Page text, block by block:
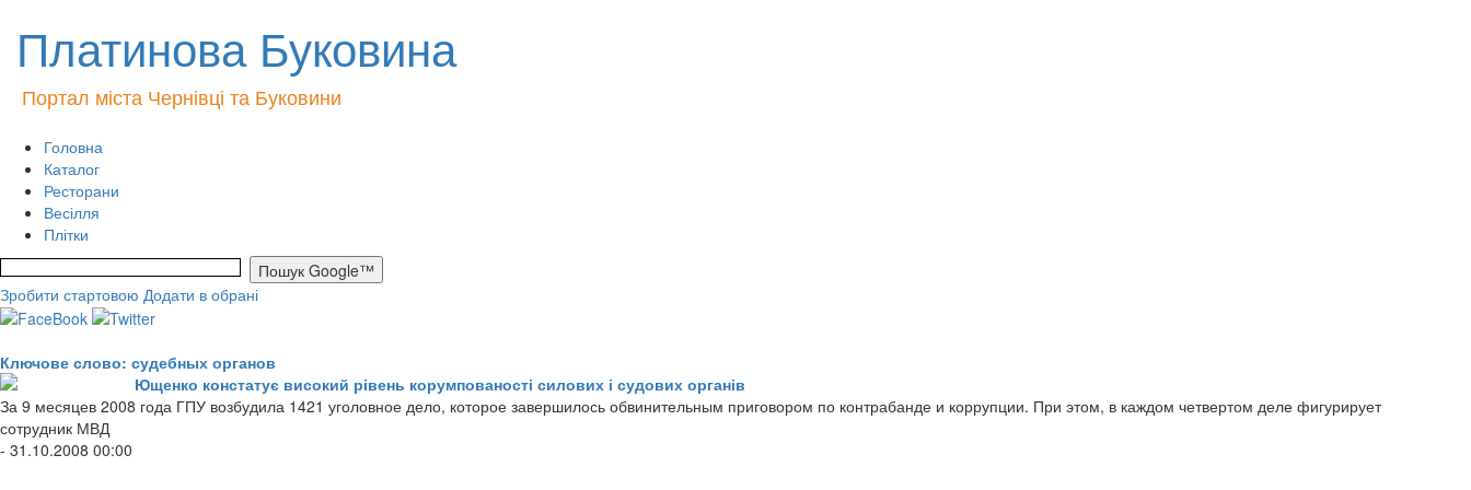
Платинова Буковина
Портал міста Чернівці та Буковини
Головна
Каталог
Ресторани
Весілля
Плітки
Зробити стартовою Додати в обрані
Ключове слово: судебных органов
Ющенко констатує високий рівень корумпованості силових і судових органів
За 9 месяцев 2008 года ГПУ возбудила 1421 уголовное дело, которое завершилось обвинительным приговором по контрабанде и коррупции. При этом, в каждом четвертом деле фигурирует
сотрудник МВД
- 31.10.2008 00:00